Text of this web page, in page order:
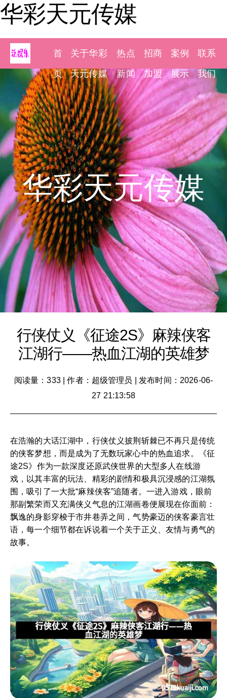
华彩天元传媒
首
页
关于华彩
天元传媒
热点
新闻
招商
加盟
案例
展示
联系
我们
华彩天元传媒
行侠仗义《征途2S》麻辣侠客
江湖行——热血江湖的英雄梦
阅读量：333|作者：超级管理员
发布时间：2026-06-
27 21:13:58
在浩瀚的大话江湖中，行侠仗义披荆斩棘已不再只是传统
的侠客梦想，而是成为了无数玩家心中的热血追求。《征
途2S》作为一款深度还原武侠世界的大型多人在线游
戏，以其丰富的玩法、精彩的剧情和极具沉浸感的江湖氛
围，吸引了一大批“麻辣侠客”追随者。一进入游戏，眼前
那副繁荣而又充满侠义气息的江湖画卷便展现在你面前：
飘逸的身影穿梭于市井巷弄之间，气势豪迈的侠客豪言壮
语，每一个细节都在诉说着一个关于正义、友情与勇气的
故事。